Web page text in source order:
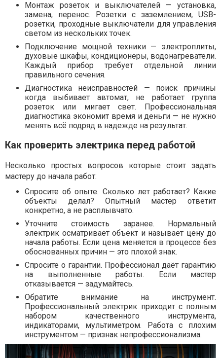
Монтаж розеток и выключателей — установка,
замена, перенос. Розетки с заземлением, USB-
розетки, проходные выключатели для управления
светом из нескольких точек.
Подключение мощной техники — электроплиты,
духовые шкафы, кондиционеры, водонагреватели.
Каждый прибор требует отдельной линии
правильного сечения.
Диагностика неисправностей — поиск причины
когда выбивает автомат, не работает группа
розеток или мигает свет. Профессиональная
диагностика экономит время и деньги — не нужно
менять всё подряд в надежде на результат.
Как проверить электрика перед работой
Несколько простых вопросов которые стоит задать
мастеру до начала работ:
Спросите об опыте. Сколько лет работает? Какие
объекты делал? Опытный мастер ответит
конкретно, а не расплывчато.
Уточните стоимость заранее. Нормальный
электрик осматривает объект и называет цену до
начала работы. Если цена меняется в процессе без
обоснованных причин — это плохой знак.
Спросите о гарантии. Профессионал даёт гарантию
на выполненные работы. Если мастер
отказывается — задумайтесь.
Обратите внимание на инструмент.
Профессиональный электрик приходит с полным
набором качественного инструмента,
индикаторами, мультиметром. Работа с плохим
инструментом — признак непрофессионализма.